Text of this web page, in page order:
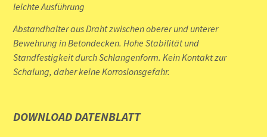
leichte Ausführung
Abstandhalter aus Draht zwischen oberer und unterer
Bewehrung in Betondecken. Hohe Stabilität und
Standfestigkeit durch Schlangenform. Kein Kontakt zur
Schalung, daher keine Korrosionsgefahr.
DOWNLOAD DATENBLATT